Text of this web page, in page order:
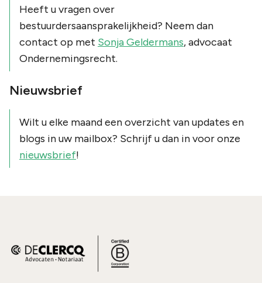
Heeft u vragen over
bestuurdersaansprakelijkheid? Neem dan
contact op met Sonja Geldermans, advocaat
Ondernemingsrecht.
Nieuwsbrief
Wilt u elke maand een overzicht van updates en
blogs in uw mailbox? Schrijf u dan in voor onze
nieuwsbrief!